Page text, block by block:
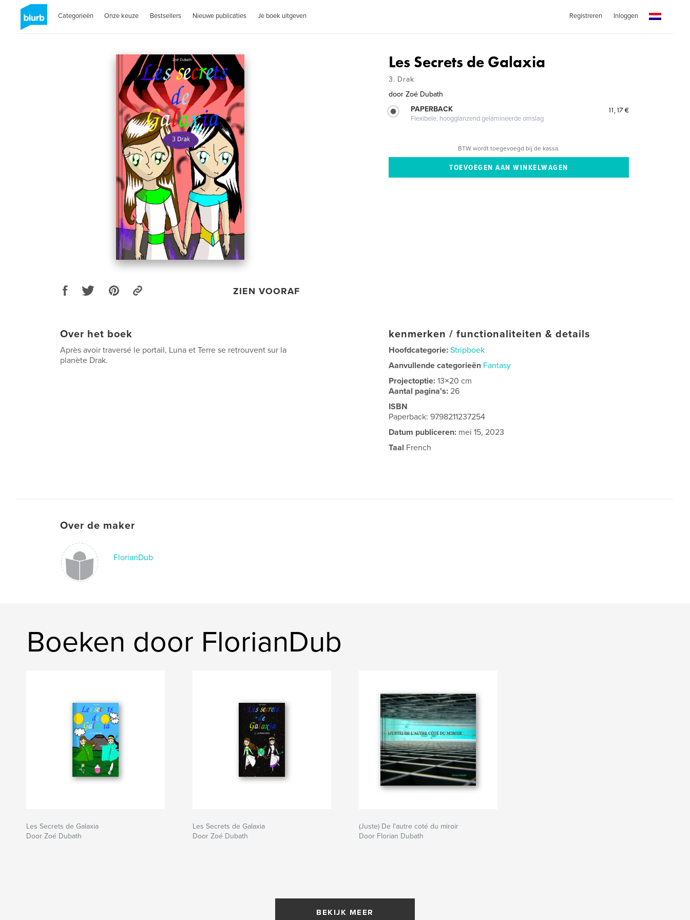
Categorieën Onze keuze Bestsellers Nieuwe publicaties Je boek uitgeven Registreren Inloggen
ZIEN VOORAF
Les Secrets de Galaxia
3. Drak
door Zoé Dubath
PAPERBACK
Flexibele, hoogglanzend gelamineerde omslag
11,17 €
BTW wordt toegevoegd bij de kassa.
Over het boek
Après avoir traversé le portail, Luna et Terre se retrouvent sur la
planète Drak.
kenmerken / functionaliteiten & details
Hoofdcategorie: Stripboek
Aanvullende categorieën Fantasy
Projectoptie:13×20 cm
Aantal pagina's:26
ISBN
Paperback: 9798211237254
Datum publiceren: mei 15, 2023
Taal French
Over de maker
FlorianDub
Boeken door FlorianDub
Les Secrets de Galaxia
Door Zoé Dubath
Les Secrets de Galaxia
Door Zoé Dubath
(Juste) De l'autre coté du miroir
Door Florian Dubath
BEKIJK MEER